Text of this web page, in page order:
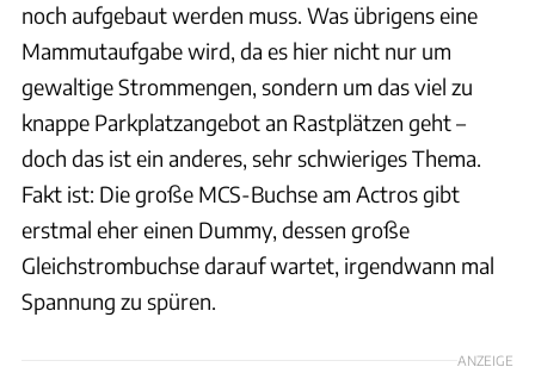
noch aufgebaut werden muss. Was übrigens eine
Mammutaufgabe wird, da es hier nicht nur um
gewaltige Strommengen, sondern um das viel zu
knappe Parkplatzangebot an Rastplätzen geht –
doch das ist ein anderes, sehr schwieriges Thema.
Fakt ist: Die große MCS-Buchse am Actros gibt
erstmal eher einen Dummy, dessen große
Gleichstrombuchse darauf wartet, irgendwann mal
Spannung zu spüren.
ANZEIGE